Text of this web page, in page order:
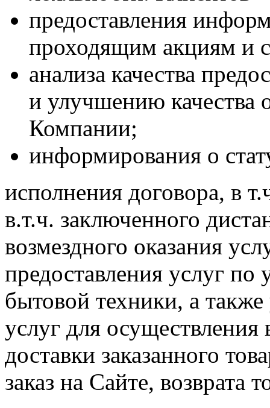
предоставления
проходящим акциям и
анализа качества
и улучшению качества
Компании;
информирования о
исполнения договора, в
в.т.ч. заключенного
возмездного оказания
предоставления услуг
бытовой техники, а
услуг для осуществления
доставки заказанного
заказ на Сайте, возврата